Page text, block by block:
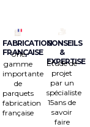
FABRICATION
FRANÇAISE
Une
gamme
importante
de
parquets
fabrication
française
CONSEILS
&
EXPERTISE
Étude de
projet
par un
spécialiste
15ans de
savoir
faire